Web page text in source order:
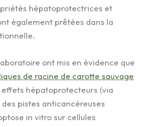
hépatoprotectrices et
également prêtées dans la
ont mis en évidence que
de racine de carotte sauvage
hépatoprotecteurs (via
des pistes anticancéreuses
in vitro sur cellules